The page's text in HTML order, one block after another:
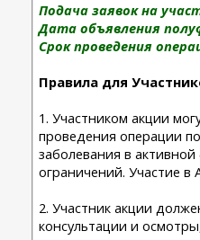
Подача заявок на
Дата объявления
Срок проведения
Правила для
1. Участником акции
проведения операции
заболевания в
ограничений. Участие
2. Участник акции
консультации и